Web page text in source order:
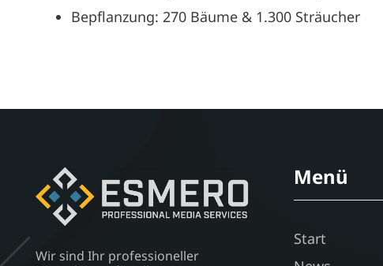
Bepflanzung: 270 Bäume & 1.300 Sträucher
Wir sind Ihr professioneller
Menü
Start